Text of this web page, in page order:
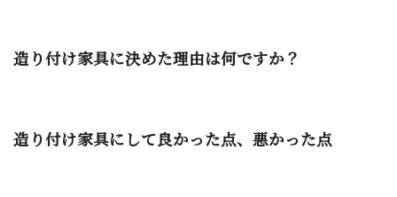
造り付け家具に決めた理由は何ですか？
造り付け家具にして良かった点、悪かった点